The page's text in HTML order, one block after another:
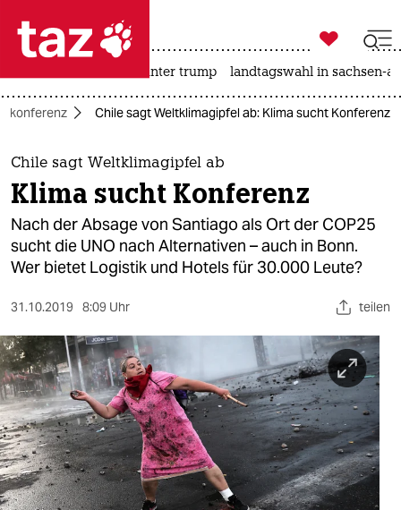
 taz zahl ich
taz zahl ich
themen
politik
öko
gesellschaft
sport
berlin
nord
wahrheit

taz zahl ich
usa unter trump landtagswahl in sachsen-
Chile sagt Weltklimagipfel ab: Klima sucht Konferenz
Chile sagt Weltklimagipfel ab
Klima sucht Konferenz
Nach der Absage von Santiago als Ort der COP25
sucht die UNO nach Alternativen – auch in Bonn.
Wer bietet Logistik und Hotels für 30.000 Leute?
31.10.2019 8:09 Uhr teilen